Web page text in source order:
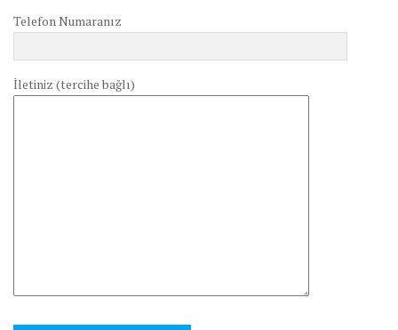
Telefon Numaranız
İletiniz (tercihe bağlı)